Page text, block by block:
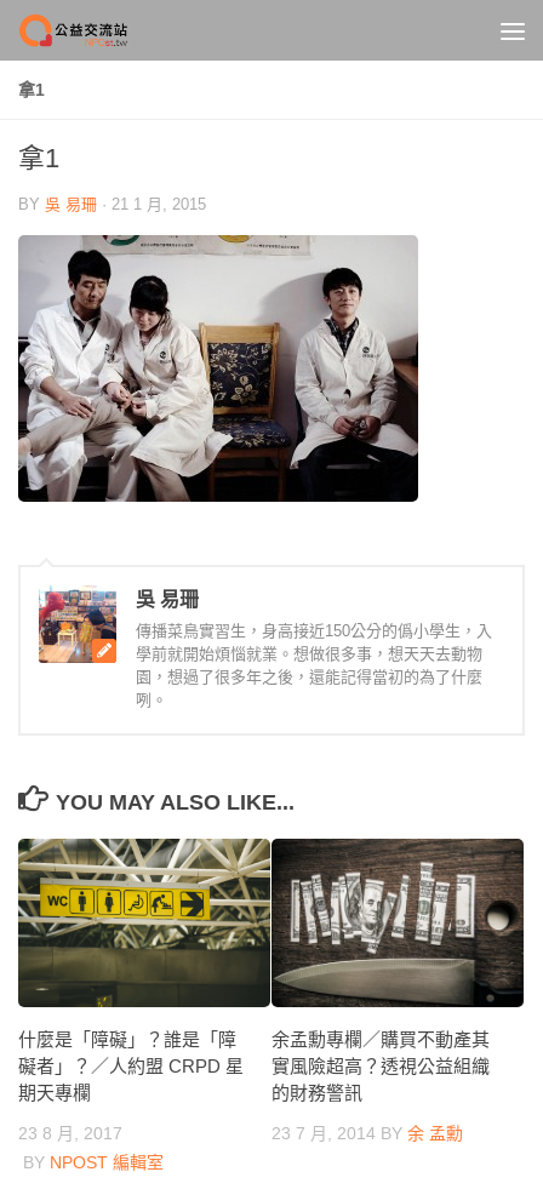
Skip to content
拿1
拿1
BY 吳 易珊 · 21 1 月, 2015
吳 易珊
傳播菜鳥實習生，身高接近150公分的僞小學生，入
學前就開始煩惱就業。想做很多事，想天天去動物
園，想過了很多年之後，還能記得當初的為了什麼
咧。
YOU MAY ALSO LIKE...
什麼是「障礙」？誰是「障
礙者」？／人約盟 CRPD 星
期天專欄
23 8 月, 2017
BY NPOST 編輯室
余孟勳專欄／購買不動產其
實風險超高？透視公益組織
的財務警訊
23 7 月, 2014 BY 余 孟勳